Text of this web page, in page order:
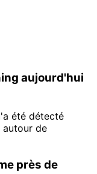
aujourd'hui
été détecté
autour de
près de